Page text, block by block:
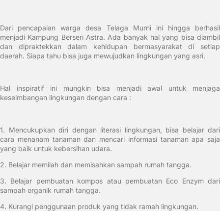
Dari pencapaian warga desa Telaga Murni ini hingga berhasil
menjadi Kampung Berseri Astra. Ada banyak hal yang bisa diambil
dan dipraktekkan dalam kehidupan bermasyarakat di setiap
daerah. Siapa tahu bisa juga mewujudkan lingkungan yang asri.
Hal inspiratif ini mungkin bisa menjadi awal untuk menjaga
keseimbangan lingkungan dengan cara :
1. Mencukupkan diri dengan literasi lingkungan, bisa belajar dari
cara menanam tanaman dan mencari informasi tanaman apa saja
yang baik untuk kebersihan udara.
2. Belajar memilah dan memisahkan sampah rumah tangga.
3. Belajar pembuatan kompos atau pembuatan Eco Enzym dari
sampah organik rumah tangga.
4. Kurangi penggunaan produk yang tidak ramah lingkungan.